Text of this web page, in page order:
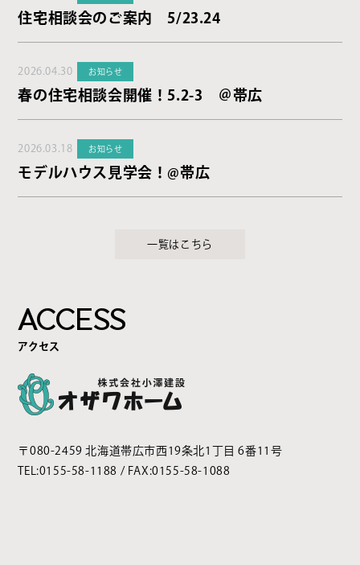
住宅相談会のご案内 5/23.24
2026.04.30 お知らせ
春の住宅相談会開催！5.2-3 ＠帯広
2026.03.18 お知らせ
モデルハウス見学会！@帯広
一覧はこちら
ACCESS
アクセス
〒080-2459 北海道帯広市西19条北1丁目 6番11号
TEL:0155-58-1188 / FAX:0155-58-1088